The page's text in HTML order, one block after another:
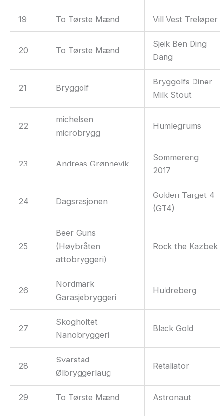
19 To Tørste Mænd Vill Vest Treløper
20 To Tørste Mænd
Sjeik Ben Ding
Dang
21 Bryggolf
Bryggolfs Diner
Milk Stout
22
michelsen
microbrygg
Humlegrums
23 Andreas Grønnevik
Sommereng
2017
24 Dagsrasjonen
Golden Target 4
(GT4)
25
Beer Guns
(Høybråten
attobryggeri)
Rock the Kazbek
26
Nordmark
Garasjebryggeri
Huldreberg
27
Skogholtet
Nanobryggeri
Black Gold
28
Svarstad
Ølbryggerlaug
Retaliator
29 To Tørste Mænd Astronaut